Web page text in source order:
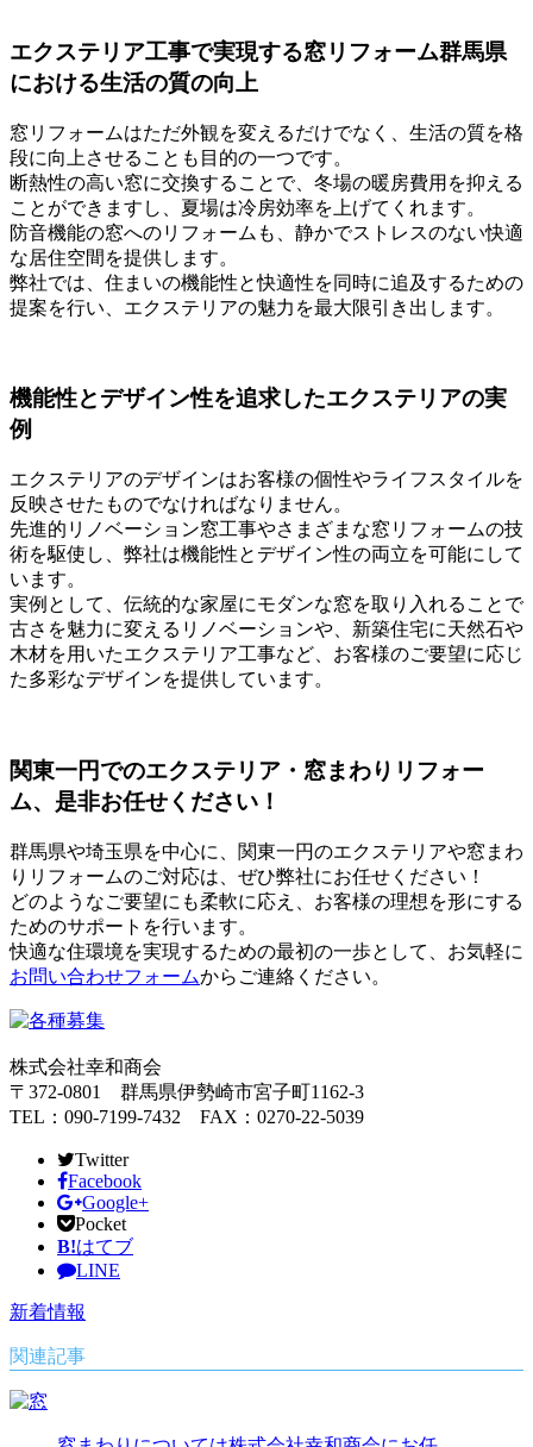
エクステリア工事で実現する窓リフォーム群馬県
における生活の質の向上
窓リフォームはただ外観を変えるだけでなく、生活の質を格
段に向上させることも目的の一つです。
断熱性の高い窓に交換することで、冬場の暖房費用を抑える
ことができますし、夏場は冷房効率を上げてくれます。
防音機能の窓へのリフォームも、静かでストレスのない快適
な居住空間を提供します。
弊社では、住まいの機能性と快適性を同時に追及するための
提案を行い、エクステリアの魅力を最大限引き出します。
機能性とデザイン性を追求したエクステリアの実
例
エクステリアのデザインはお客様の個性やライフスタイルを
反映させたものでなければなりません。
先進的リノベーション窓工事やさまざまな窓リフォームの技
術を駆使し、弊社は機能性とデザイン性の両立を可能にして
います。
実例として、伝統的な家屋にモダンな窓を取り入れることで
古さを魅力に変えるリノベーションや、新築住宅に天然石や
木材を用いたエクステリア工事など、お客様のご要望に応じ
た多彩なデザインを提供しています。
関東一円でのエクステリア・窓まわりリフォー
ム、是非お任せください！
群馬県や埼玉県を中心に、関東一円のエクステリアや窓まわ
りリフォームのご対応は、ぜひ弊社にお任せください！
どのようなご要望にも柔軟に応え、お客様の理想を形にする
ためのサポートを行います。
快適な住環境を実現するための最初の一歩として、お気軽に
お問い合わせフォームからご連絡ください。
株式会社幸和商会
〒372-0801 群馬県伊勢崎市宮子町1162-3
TEL：090-7199-7432 FAX：0270-22-5039
Twitter
Facebook
Google+
Pocket
B!はてブ
LINE
新着情報
関連記事